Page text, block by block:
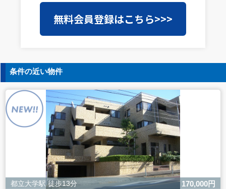
当社は事業運営上、前項利用目的の範囲に限って個人情報
を外部に委託することがあります。この場合、個人情報保
護水準の高い委託先を選定し、個人情報の適正管理・機密
保持についての契約を交わし、適切な管理を実施させま
5. 個人情報の開示等の請求
ご本人様は、当社に対してご自身の個人情報の開示等（利
用目的の通知、開示、内容の訂正・追加・削除、利用の停
止または消去、第三者への提供の停止）に関して、下記の
当社問合わせ窓口に申し出ることができます。その際、当
社はお客様ご本人を確認させていただいたうえで、合理的
な間内に対応いたします。
【お問合せ窓口】
株式会社バレッグス 個人情報問合せ窓口
住所 東京都目黒区鷹番2-5-21
電話 03-3794-1115
お問合せメールアドレス privacy@balleggs.co.jp
受付時間：平日10：30～17：00 ※弊社公休日を除く
無料会員登録はこちら>>>
条件の近い物件
都立大学駅 徒歩13分 170,000円